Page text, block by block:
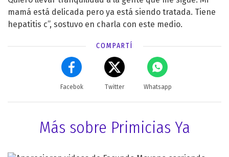
mamá está delicada pero ya está siendo tratada. Tiene
hepatitis c”, sostuvo en charla con este medio.
COMPARTÍ
Facebok Twitter Whatsapp
Más sobre Primicias Ya